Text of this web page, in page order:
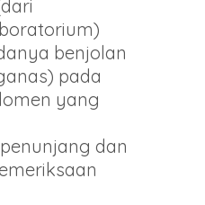
benjolan
pada
yang
dan